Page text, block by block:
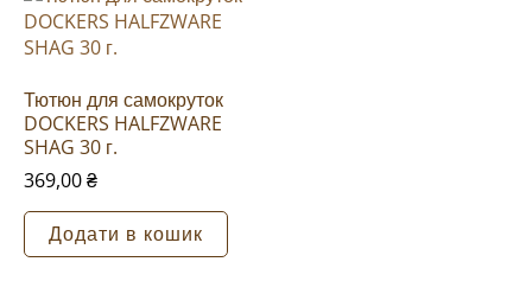
Назва
Email
Зберегти моє ім'я, e-mail, та
Тютюн для самокруток
DOCKERS HALFZWARE
SHAG 30 г.
369,00₴
Додати в кошик